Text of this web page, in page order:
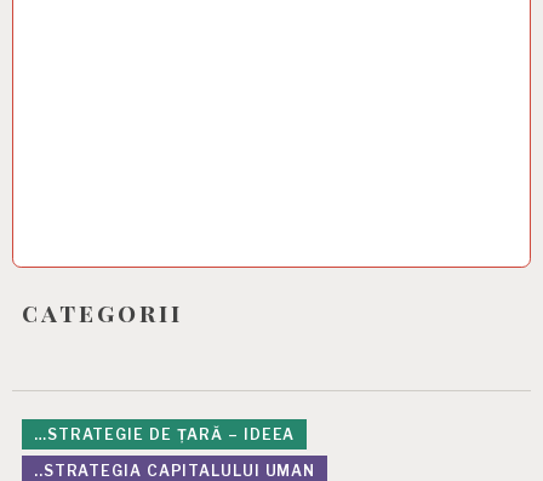
categorii
…STRATEGIE DE ȚARĂ – IDEEA
..STRATEGIA CAPITALULUI UMAN